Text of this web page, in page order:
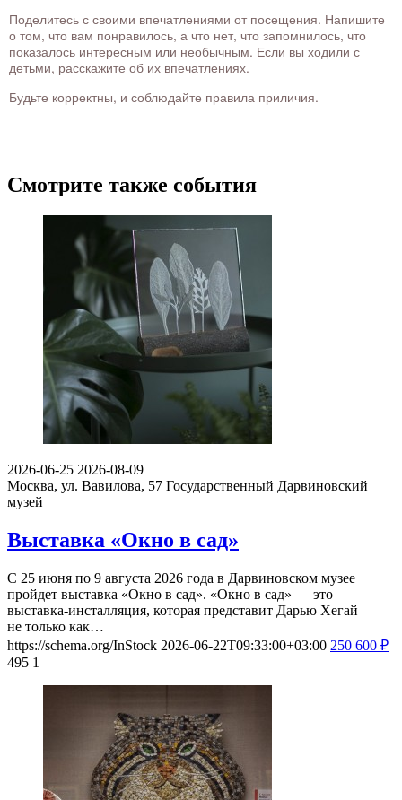
Поделитесь с своими впечатлениями от посещения. Напишите
о том, что вам понравилось, а что нет, что запомнилось, что
показалось интересным или необычным. Если вы ходили с
детьми, расскажите об их впечатлениях.
Будьте корректны, и соблюдайте правила приличия.
Смотрите также события
2026-06-25 2026-08-09
Москва, ул. Вавилова, 57 Государственный Дарвиновский
музей
Выставка «Окно в сад»
С 25 июня по 9 августа 2026 года в Дарвиновском музее
пройдет выставка «Окно в сад». «Окно в сад» — это
выставка-инсталляция, которая представит Дарью Хегай
не только как…
https://schema.org/InStock 2026-06-22T09:33:00+03:00 250 600 ₽
495 1